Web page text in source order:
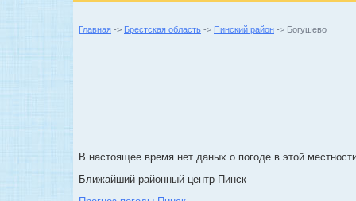
Главная -> Брестская область -> Пинский район -> Богушево
В настоящее время нет даных о погоде в этой
Ближайший районный центр Пинск